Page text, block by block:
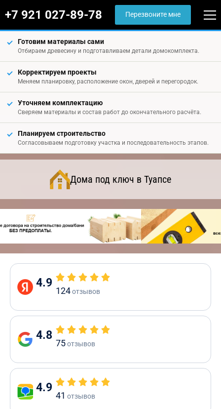
+7 921 027-89-78 Перезвоните мне
Готовим материалы сами
Отбираем древесину и подготавливаем детали домокомплекта.
Корректируем проекты
Меняем планировку, расположение окон, дверей и перегородок.
Уточняем комплектацию
Сверяем материалы и состав работ до окончательного расчёта.
Планируем строительство
Согласовываем подготовку участка и последовательность этапов.
Дома под ключ в Туапсе
4.9
124отзывов
4.8
75отзывов
4.9
41 отзывов